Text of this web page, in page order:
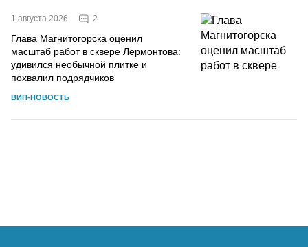
1 августа 2026 2
Глава Магнитогорска оценил
масштаб работ в сквере Лермонтова:
удивился необычной плитке и
похвалил подрядчиков
ВИП-НОВОСТЬ